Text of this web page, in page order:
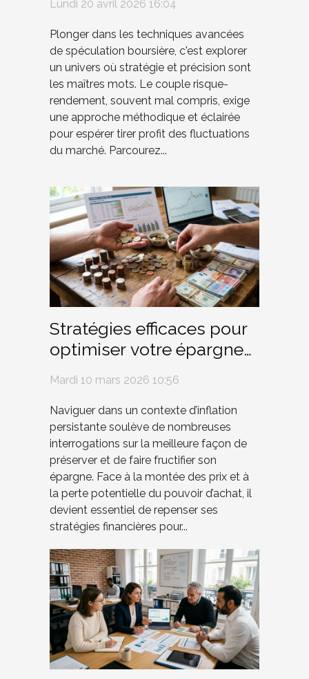
Lundi 20 avril 2026 16:04
Plonger dans les techniques avancées
de spéculation boursière, c'est explorer
un univers où stratégie et précision sont
les maîtres mots. Le couple risque-
rendement, souvent mal compris, exige
une approche méthodique et éclairée
pour espérer tirer profit des fluctuations
du marché. Parcourez...
Stratégies efficaces pour
optimiser votre épargne
Mardi 10 mars 2026 10:56
Naviguer dans un contexte d’inflation
persistante soulève de nombreuses
interrogations sur la meilleure façon de
préserver et de faire fructifier son
épargne. Face à la montée des prix et à
la perte potentielle du pouvoir d’achat, il
devient essentiel de repenser ses
stratégies financières pour...